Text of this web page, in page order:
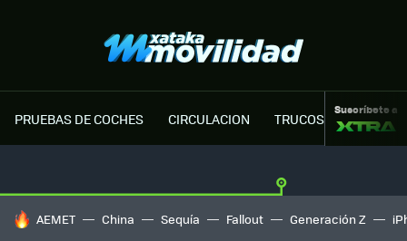
PRUEBAS DE COCHES CIRCULACION TRUCOS MOTOR
Suscríbete a
HOY SE HABLA DE
AEMET China Sequía Fallout Generación Z